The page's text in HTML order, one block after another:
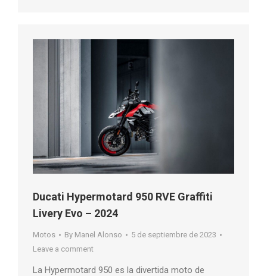
Ducati Hypermotard 950 RVE Graffiti
Livery Evo – 2024
Motos By Manel Alonso
5 de septiembre de 2023
Leave a comment
La Hypermotard 950 es la divertida moto de